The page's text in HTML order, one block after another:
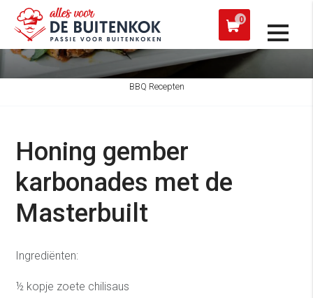
0
verzonden
BBQ Recepten
Honing gember
karbonades met de
Masterbuilt
Ingrediënten:
½ kopje zoete chilisaus